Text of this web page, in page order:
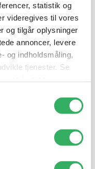
statistik og
videregives til vores
og tilgår oplysninger
annoncer, levere
og indholdsmåling,
tjenester. Se
på "Privacy
dig.
07:00-15:30